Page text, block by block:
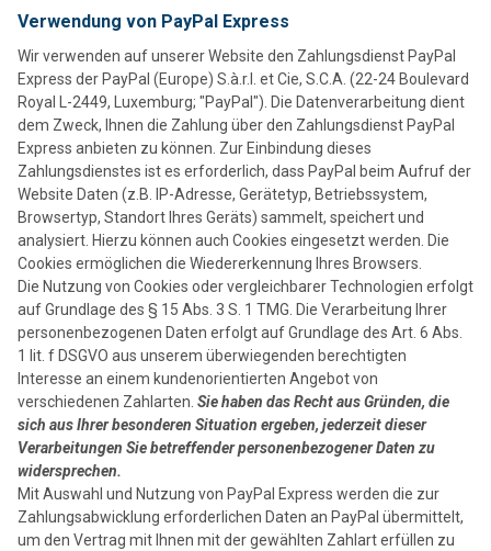
Verwendung von PayPal Express
Wir verwenden auf unserer Website den Zahlungsdienst PayPal
Express der PayPal (Europe) S.à.r.l. et Cie, S.C.A. (22-24 Boulevard
Royal L-2449, Luxemburg; "PayPal"). Die Datenverarbeitung dient
dem Zweck, Ihnen die Zahlung über den Zahlungsdienst PayPal
Express anbieten zu können. Zur Einbindung dieses
Zahlungsdienstes ist es erforderlich, dass PayPal beim Aufruf der
Website Daten (z.B. IP-Adresse, Gerätetyp, Betriebssystem,
Browsertyp, Standort Ihres Geräts) sammelt, speichert und
analysiert. Hierzu können auch Cookies eingesetzt werden. Die
Cookies ermöglichen die Wiedererkennung Ihres Browsers.
Die Nutzung von Cookies oder vergleichbarer Technologien erfolgt
auf Grundlage des § 15 Abs. 3 S. 1 TMG. Die Verarbeitung Ihrer
personenbezogenen Daten erfolgt auf Grundlage des Art. 6 Abs.
1 lit. f DSGVO aus unserem überwiegenden berechtigten
Interesse an einem kundenorientierten Angebot von
verschiedenen Zahlarten. Sie haben das Recht aus Gründen, die
sich aus Ihrer besonderen Situation ergeben, jederzeit dieser
Verarbeitungen Sie betreffender personenbezogener Daten zu
widersprechen.
Mit Auswahl und Nutzung von PayPal Express werden die zur
Zahlungsabwicklung erforderlichen Daten an PayPal übermittelt,
um den Vertrag mit Ihnen mit der gewählten Zahlart erfüllen zu